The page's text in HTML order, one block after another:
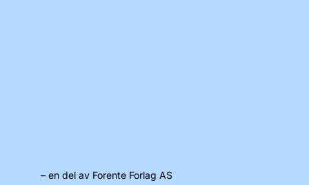
– en del av Forente Forlag AS